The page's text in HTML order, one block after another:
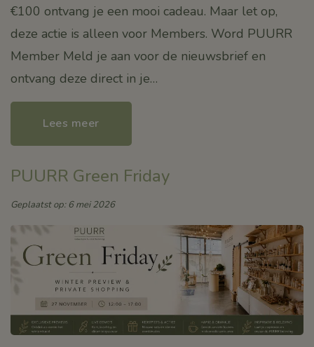
€100 ontvang je een mooi cadeau. Maar let op,
deze actie is alleen voor Members. Word PUURR
Member Meld je aan voor de nieuwsbrief en
ontvang deze direct in je…
Lees meer
PUURR Green Friday
Geplaatst op: 6 mei 2026